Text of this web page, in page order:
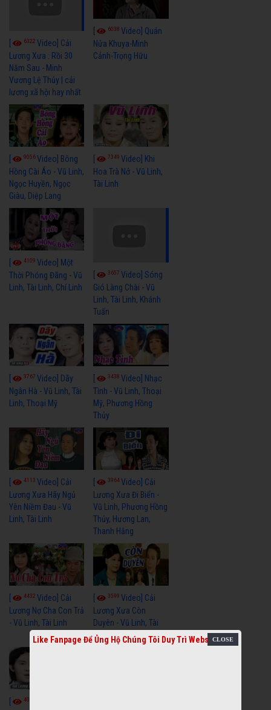
6322 Video] Cải
Lương Xưa : Rồi 30
Năm Sau - Minh
Vương Lệ Thủy | cải
lương xã hội hay nhất
6038Video] Quán
Nửa Khuya-Minh
Cảnh-Trọng Hữu
9056Video] Bông
Hồng Cài Áo - Vũ Linh,
Ngọc Huyền, Ngọc
Giàu, Diệp Lang
7349Video] Khi
Hoa Trà Nở - Vũ Linh,
Tài Linh
4109 Video] Một
Thời Phóng Đãng - Vũ
Linh, Tài Linh, Chí Linh
3657Video] Sóng
Gió Làng Chài - Vũ
Linh, Tài Linh, Khánh
Tuấn
3767 Video] Dãy
Ngân Hà - Vũ Linh, Tài
Linh, Thoại Mỹ
3438Video] Nhạc
Tình - Vũ Linh, Thoại
Mỹ, Phương Hồng
Thủy
4113 Video] Cải
Lương Xưa Hãy Ngủ
Yên Niềm Đau - Vũ
Linh, Tài Linh
3964Video] Cải
Lương Xưa Đi Biển -
Vũ Linh, Phương Hồng
Thủy, Hương Lan,
Thanh Hằng
4432 Video] Cải
Lương Nợ Cha Con Trả
- Vũ Linh, Tài Linh
3599Video] Cải
Lương Xưa Còn
Duyên - Vũ Linh, Tài
Linh, Trọng Hữu
[ 4015
Like Fanpage Để Ủng Hộ Chúng Tôi Duy Trì Website